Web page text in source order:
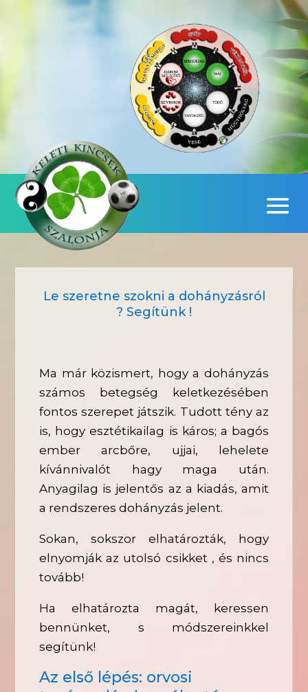
Le szeretne szokni a dohányzásról
? Segítünk !
Ma már közismert, hogy a dohányzás
számos betegség keletkezésében
fontos szerepet játszik. Tudott tény az
is, hogy esztétikailag is káros; a bagós
ember arcbőre, ujjai, lehelete
kívánnivalót hagy maga után.
Anyagilag is jelentős az a kiadás, amit
a rendszeres dohányzás jelent.
Sokan, sokszor elhatározták, hogy
elnyomják az utolsó csikket , és nincs
tovább!
Ha elhatározta magát, keressen
bennünket, s módszereinkkel
segítünk!
Az első lépés: orvosi